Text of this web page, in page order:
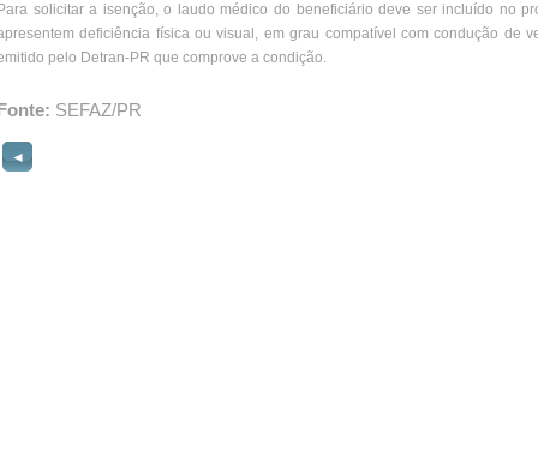
solicitar a isenção, o laudo médico do beneficiário deve ser incluído no
deficiência física ou visual, em grau compatível com condução de
pelo Detran-PR que comprove a condição.
SEFAZ/PR
◄